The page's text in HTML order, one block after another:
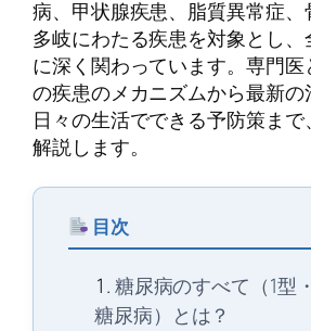
病、甲状腺疾患、脂質異常症、
多岐にわたる疾患を対象とし
に深く関わっています。専門医
の疾患のメカニズムから最新の
日々の生活でできる予防策まで
解説します。
目次
糖尿病のすべて（1型
糖尿病）とは？